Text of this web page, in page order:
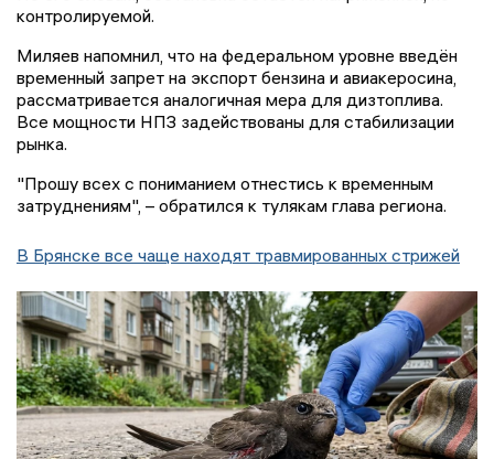
контролируемой.
Миляев напомнил, что на федеральном уровне введён
временный запрет на экспорт бензина и авиакеросина,
рассматривается аналогичная мера для дизтоплива.
Все мощности НПЗ задействованы для стабилизации
рынка.
"Прошу всех с пониманием отнестись к временным
затруднениям", – обратился к тулякам глава региона.
В Брянске все чаще находят травмированных стрижей